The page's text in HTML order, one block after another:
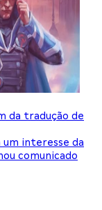
da tradução de
interesse da
comunicado